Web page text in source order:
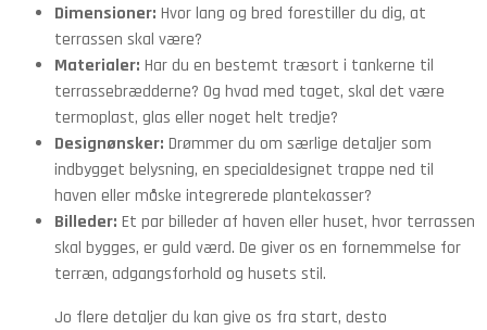
Dimensioner: Hvor lang og bred forestiller du dig, at
terrassen skal være?
Materialer: Har du en bestemt træsort i tankerne til
terrassebrædderne? Og hvad med taget, skal det være
termoplast, glas eller noget helt tredje?
Designønsker: Drømmer du om særlige detaljer som
indbygget belysning, en specialdesignet trappe ned til
haven eller måske integrerede plantekasser?
Billeder: Et par billeder af haven eller huset, hvor terrassen
skal bygges, er guld værd. De giver os en fornemmelse for
terræn, adgangsforhold og husets stil.
Jo flere detaljer du kan give os fra start, desto